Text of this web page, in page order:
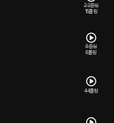
22플링
15플링
8플링
6플링
44플링